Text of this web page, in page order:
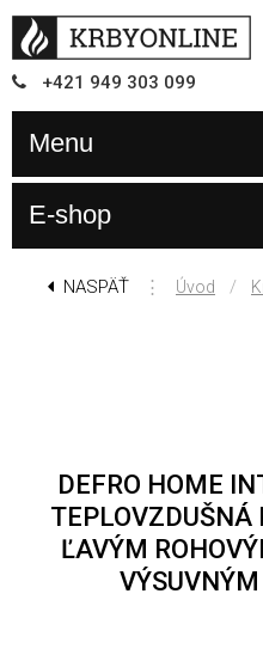
+421 949 303 099
Menu
E-shop
NASPÄŤ ⋮ Úvod /
DEFRO HOME
TEPLOVZDUŠNÁ
ĽAVÝM